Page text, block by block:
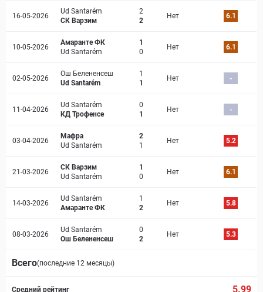
16-05-2026
Ud Santarém
СК Варзим
2
2
Нет 6.1
10-05-2026
Амаранте ФК
Ud Santarém
1
0
Нет 6.1
02-05-2026
Ош Белененсеш
Ud Santarém
1
1
Нет -
11-04-2026
Ud Santarém
КД Трофенсе
0
1
Нет -
03-04-2026
Мафра
Ud Santarém
2
1
Нет 5.2
21-03-2026
СК Варзим
Ud Santarém
1
0
Нет 6.1
14-03-2026
Ud Santarém
Амаранте ФК
1
2
Нет 5.8
08-03-2026
Ud Santarém
Ош Белененсеш
0
2
Нет 5.3
Всего(последние 12 месяцы)
Средний рейтинг 5.99